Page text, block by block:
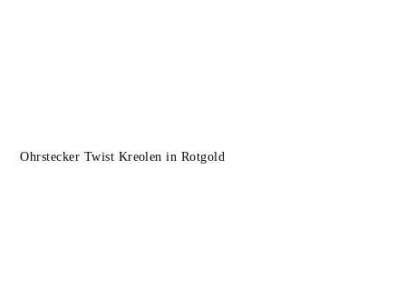
Ohrstecker Twist Kreolen in Rotgold